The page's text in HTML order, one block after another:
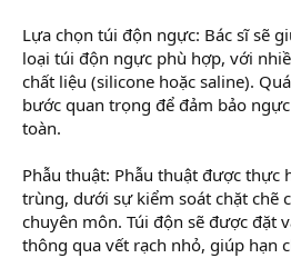
Lựa chọn túi độn ngực: Bác sĩ sẽ
loại túi độn ngực phù hợp, với
chất liệu (silicone hoặc saline).
bước quan trọng để đảm bảo
toàn.
Phẫu thuật: Phẫu thuật được
trùng, dưới sự kiểm soát chặt chẽ
chuyên môn. Túi độn sẽ được đặt
thông qua vết rạch nhỏ, giúp hạn